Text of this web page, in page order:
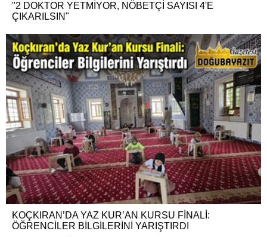
"2 DOKTOR YETMİYOR, NÖBETÇİ SAYISI 4'E
ÇIKARILSIN"
KOÇKIRAN’DA YAZ KUR’AN KURSU FİNALİ:
ÖĞRENCİLER BİLGİLERİNİ YARIŞTIRDI